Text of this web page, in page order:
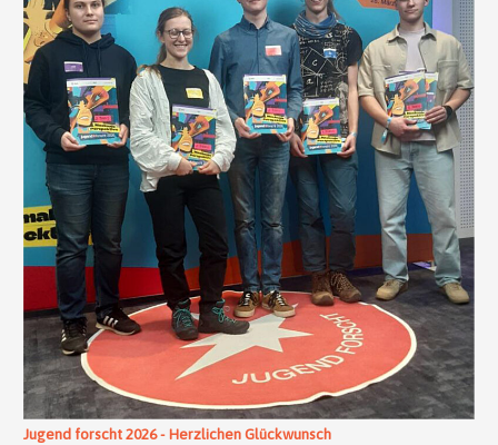
Jugend forscht 2026 - Herzlichen Glückwunsch